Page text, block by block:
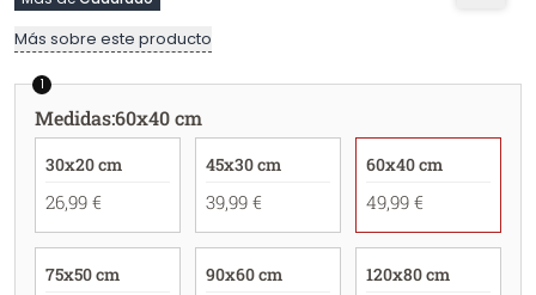
Más sobre este producto
1
Medidas:60x40 cm
30x20 cm
26,99 €
45x30 cm
39,99 €
60x40 cm
49,99 €
75x50 cm 90x60 cm 120x80 cm